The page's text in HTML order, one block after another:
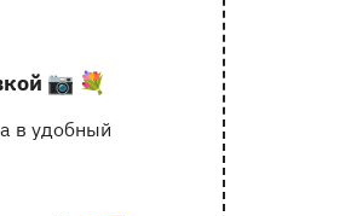
📷 💐
в удобный